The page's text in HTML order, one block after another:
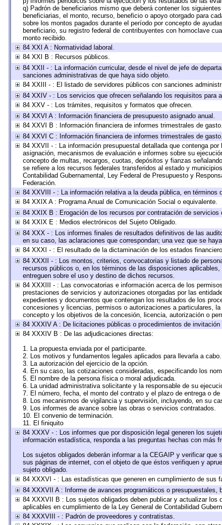
q) Padrón de beneficiarios mismo que deberá contener los
beneficiarias, el monto, recurso, beneficio o apoyo otorgado para
sobre los montos pagados durante el período por concepto de
beneficiario, su registro federal de contribuyentes con homoclave
monto recibido.
84 XXI A : Normatividad laboral.
84 XXI B : Recursos públicos.
84 XXII - : La información curricular, desde el nivel de jefe de
sanciones administrativas de que haya sido objeto.
84 XXIII - : El listado de servidores públicos con sanciones
84 XXIV - : Los servicios que ofrecen señalando los requisitos para
84 XXV - : Los trámites, requisitos y formatos que ofrecen.
84 XXVI A : Información financiera de presupuesto asignado anual.
84 XXVI B : Información financiera de informes trimestrales de
84 XXVI C : Información financiera de informes trimestrales de
84 XXVII - : La información presupuestal detallada que contenga
asignación, mecanismos de evaluación e informes sobre su
concepto de multas, recargos, cuotas, depósitos y fianzas
se refiere a los recursos federales transferidos al estado y
Contabilidad Gubernamental, Ley Federal de Presupuesto y
Federación.
84 XXVIII - : La información relativa a la deuda pública, en términos
84 XXIX A : Programa Anual de Comunicación Social o equivalente.
84 XXIX B : Erogación de los recursos por contratación de
84 XXIX E : Medios electrónicos del Sujeto Obligado.
84 XXX - : Los informes finales de resultados definitivos de las
en su caso, las aclaraciones que correspondan; una vez que se
84 XXXI - : El resultado de la dictaminación de los estados
84 XXXII - : Los montos, criterios, convocatorias y listado de
recursos públicos o, en los términos de las disposiciones
entreguen sobre el uso y destino de dichos recursos.
84 XXXIII - : Las convocatorias e información acerca de los
prestaciones de servicios y autorizaciones otorgadas por las
expedientes y documentos que contengan los resultados de los
concesiones y licencias, permisos o autorizaciones a particulares,
concepto y los objetivos de la concesión, licencia, autorización o
84 XXXIV A : De licitaciones públicas o procedimientos de invitación
84 XXXIV B : De las adjudicaciones directas:
1. La propuesta enviada por el participante.
2. Los motivos y fundamentos legales aplicados para llevarla a cabo.
3. La autorización del ejercicio de la opción.
4. En su caso, las cotizaciones consideradas, especificando los
5. El nombre de la persona física o moral adjudicada.
6. La unidad administrativa solicitante y la responsable de su
7. El número, fecha, el monto del contrato y el plazo de entrega o
8. Los mecanismos de vigilancia y supervisión, incluyendo, en su
9. Los informes de avance sobre las obras o servicios contratados.
10. El convenio de terminación.
11. El finiquito
84 XXXV - : Los informes que por disposición legal generen los
información estadística, responda a las preguntas hechas con más
Los sujetos obligados deberán informar a la CEGAIP y verificar
sus páginas de internet, con el objeto de que éstos verifiquen y
sujeto obligado.
84 XXXVI - : Las estadísticas que generen en cumplimiento de sus
84 XXXVII A : Informe de avances programáticos o presupuestales,
84 XXXVII B : Los sujetos obligados deben publicar y actualizar
aplicables en cumplimiento de la Ley General de Contabilidad
84 XXXVIII - : Padrón de proveedores y contratistas.